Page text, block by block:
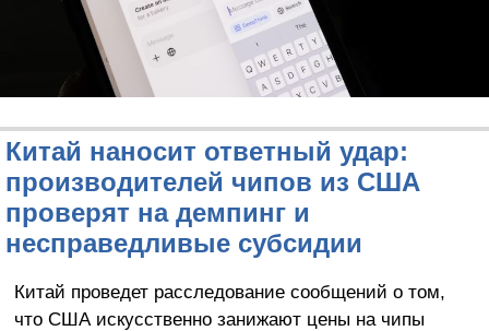
Китай наносит ответный удар:
производителей чипов из США
проверят на демпинг и
несправедливые субсидии
Китай проведет расследование сообщений о том,
что США искусственно занижают цены на чипы